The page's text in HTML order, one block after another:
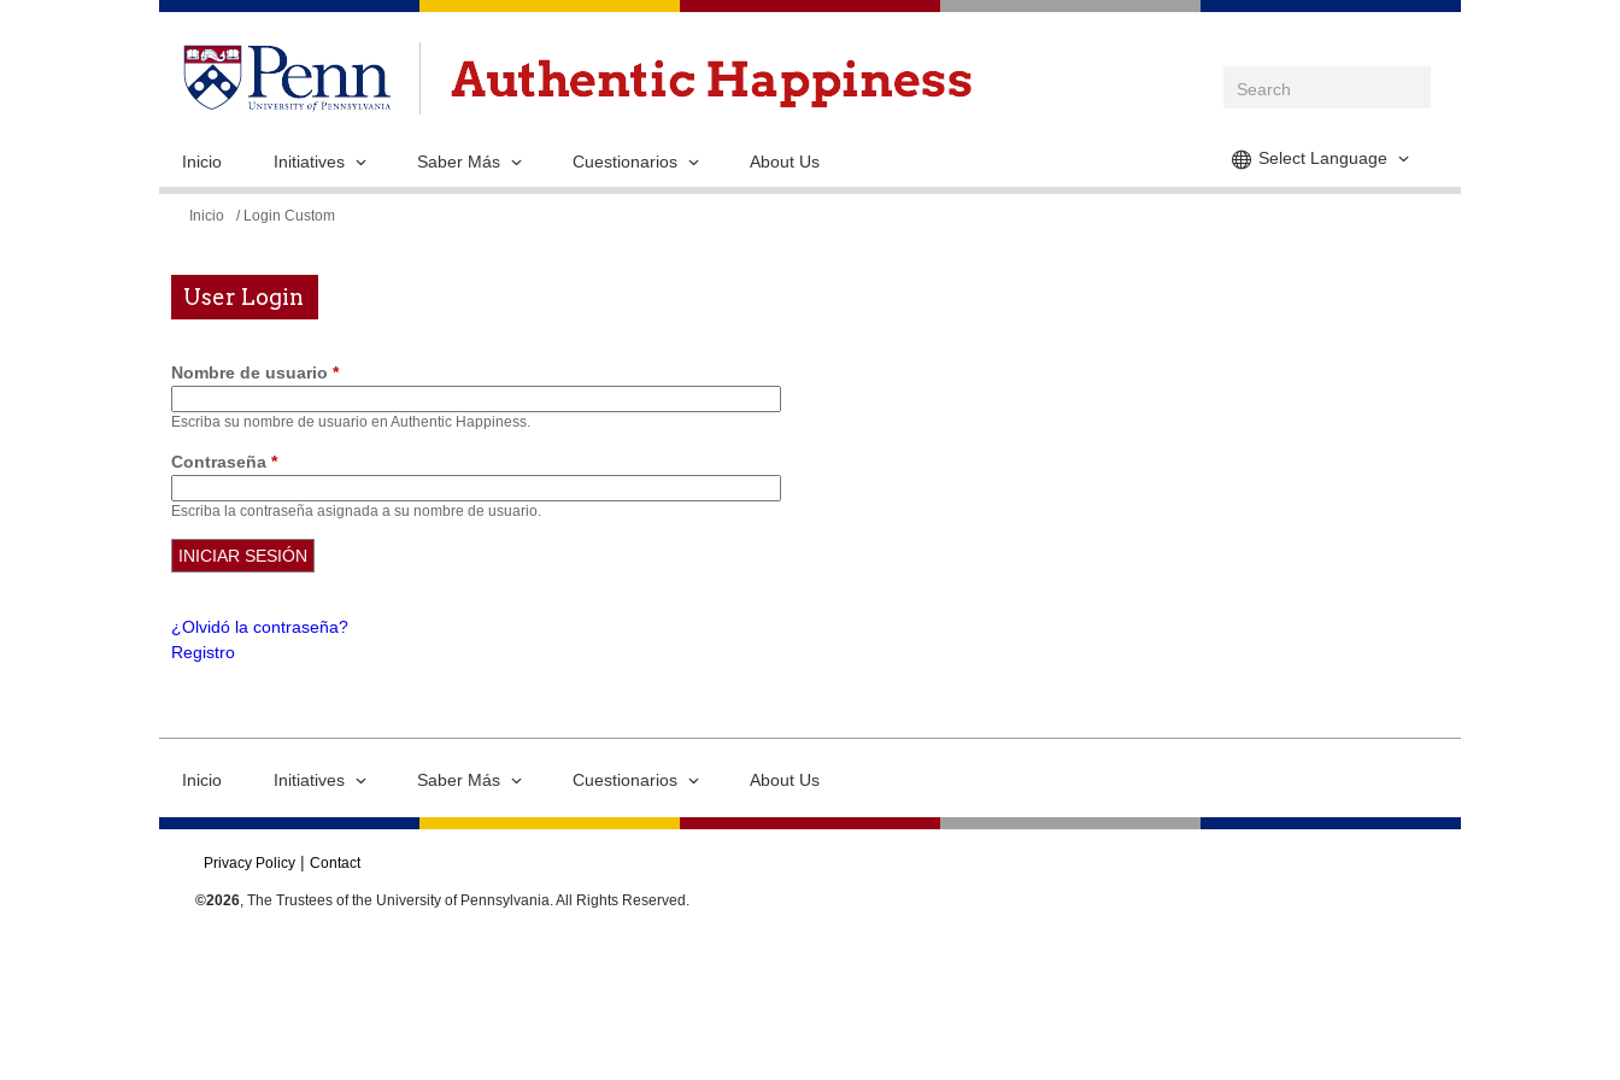
Pasar
contenido
Select Language
Inicio Initiatives Saber Más Cuestionarios About Us
Se
usted
aquí
Inicio / Login Custom
User Login
Nombre de usuario *
Escriba su nombre de usuario en Authentic Happiness.
Contraseña *
Escriba la contraseña asignada a su nombre de usuario.
¿Olvidó la contraseña?
Registro
Inicio Initiatives Saber Más Cuestionarios About Us
Privacy Policy Contact
©2026, The Trustees of the University of Pennsylvania. All Rights Reserved.